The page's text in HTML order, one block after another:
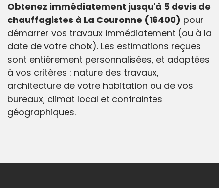
Obtenez immédiatement jusqu'à 5 devis de
chauffagistes à La Couronne (16400) pour
démarrer vos travaux immédiatement (ou à la
date de votre choix). Les estimations reçues
sont entièrement personnalisées, et adaptées
à vos critères : nature des travaux,
architecture de votre habitation ou de vos
bureaux, climat local et contraintes
géographiques.